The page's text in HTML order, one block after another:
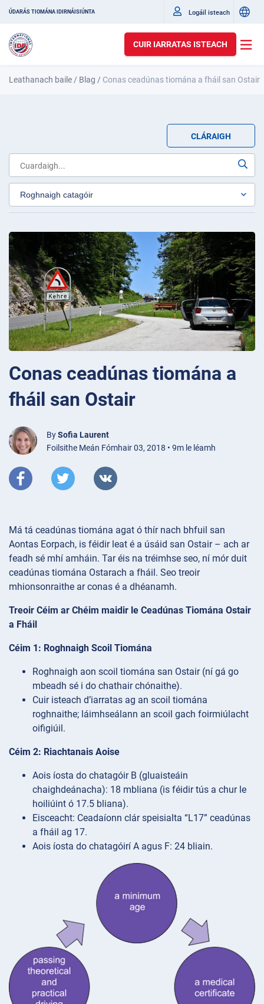
ÚDARÁS TIOMÁNA IDIRNÁISIÚNTA Logáil isteach
CUIR IARRATAS ISTEACH
Leathanach baile / Blag / Conas ceadúnas tiomána a fháil san Ostair
CLÁRAIGH
Conas ceadúnas tiomána a
fháil san Ostair
BySofia Laurent
Foilsithe Meán Fómhair 03, 2018 • 9m le léamh
Má tá ceadúnas tiomána agat ó thír nach bhfuil san
Aontas Eorpach, is féidir leat é a úsáid san Ostair – ach ar
feadh sé mhí amháin. Tar éis na tréimhse seo, ní mór duit
ceadúnas tiomána Ostarach a fháil. Seo treoir
mhionsonraithe ar conas é a dhéanamh.
Treoir Céim ar Chéim maidir le Ceadúnas Tiomána Ostair
a Fháil
Céim 1: Roghnaigh Scoil Tiomána
Roghnaigh aon scoil tiomána san Ostair (ní gá go
mbeadh sé i do chathair chónaithe).
Cuir isteach d’iarratas ag an scoil tiomána
roghnaithe; láimhseálann an scoil gach foirmiúlacht
oifigiúil.
Céim 2: Riachtanais Aoise
Aois íosta do chatagóir B (gluaisteáin
chaighdeánacha): 18 mbliana (is féidir tús a chur le
hoiliúint ó 17.5 bliana).
Eisceacht: Ceadaíonn clár speisialta “L17” ceadúnas
a fháil ag 17.
Aois íosta do chatagóirí A agus F: 24 bliain.